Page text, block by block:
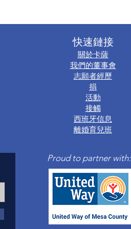
快速鏈接
關於卡薩
我們的董事會
志願者經歷
捐
活動
接觸
西班牙信息
離婚育兒班
Proud to partner with: